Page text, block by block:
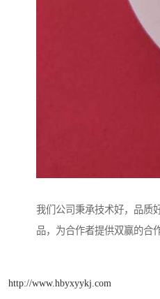
我们公司秉承技术好，品质
品，为合作者提供双赢的合
http://www.hbyxyykj.com